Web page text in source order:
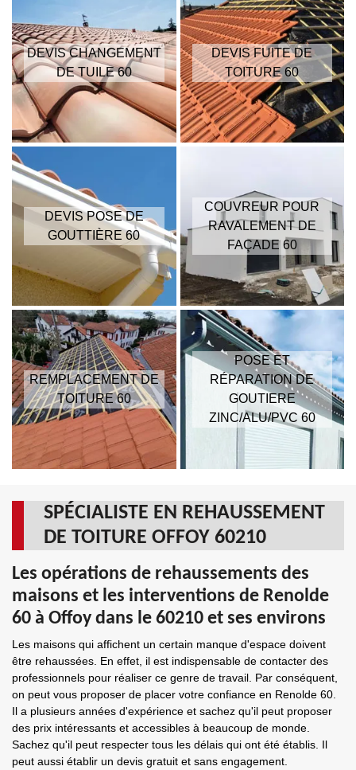
DEVIS CHANGEMENT
DE TUILE 60
DEVIS FUITE DE
TOITURE 60
DEVIS POSE DE
GOUTTIÈRE 60
COUVREUR POUR
RAVALEMENT DE
FAÇADE 60
REMPLACEMENT DE
TOITURE 60
POSE ET
RÉPARATION DE
GOUTIERE
ZINC/ALU/PVC 60
SPÉCIALISTE EN REHAUSSEMENT
DE TOITURE OFFOY 60210
Les opérations de rehaussements des
maisons et les interventions de Renolde
60 à Offoy dans le 60210 et ses environs
Les maisons qui affichent un certain manque d'espace doivent
être rehaussées. En effet, il est indispensable de contacter des
professionnels pour réaliser ce genre de travail. Par conséquent,
on peut vous proposer de placer votre confiance en Renolde 60.
Il a plusieurs années d'expérience et sachez qu'il peut proposer
des prix intéressants et accessibles à beaucoup de monde.
Sachez qu'il peut respecter tous les délais qui ont été établis. Il
peut aussi établir un devis gratuit et sans engagement.